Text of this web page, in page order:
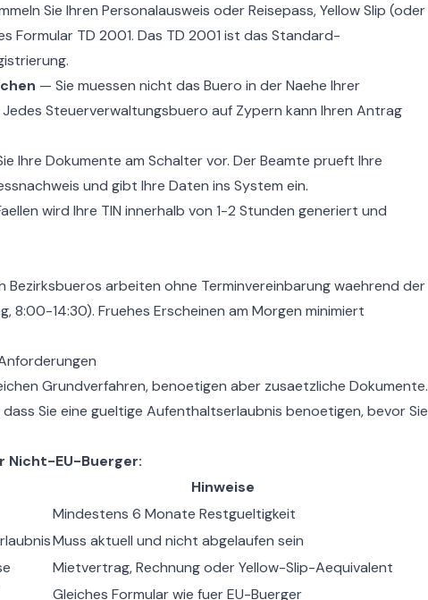
Sie Ihren Personalausweis oder Reisepass, Yellow Slip (oder
Formular TD 2001. Das TD 2001 ist das Standard-
— Sie muessen nicht das Buero in der Naehe Ihrer
Steuerverwaltungsbuero auf Zypern kann Ihren Antrag
Ihre Dokumente am Schalter vor. Der Beamte prueft Ihre
und gibt Ihre Daten ins System ein.
wird Ihre TIN innerhalb von 1-2 Stunden generiert und
Bezirksbueros arbeiten ohne Terminvereinbarung waehrend der
8:00-14:30). Fruehes Erscheinen am Morgen minimiert
Grundverfahren, benoetigen aber zusaetzliche Dokumente.
Sie eine gueltige Aufenthaltserlaubnis benoetigen, bevor Sie
Nicht-EU-Buerger:
Hinweise
Mindestens 6 Monate Restgueltigkeit
Muss aktuell und nicht abgelaufen sein
Mietvertrag, Rechnung oder Yellow-Slip-Aequivalent
Gleiches Formular wie fuer EU-Buerger